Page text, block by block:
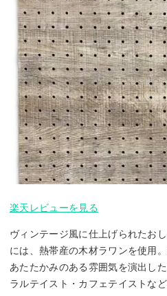
楽天レビューを見る
ヴィンテージ風に仕上げられたお
には、熱帯産の木材ラワンを使用
あたたかみのある雰囲気を演出し
ラルテイスト・カフェテイストな